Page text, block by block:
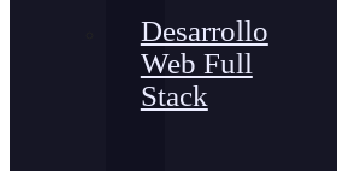
Desarrollo
Web Full
Stack